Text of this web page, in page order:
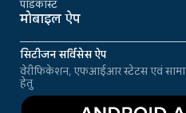
पॉडकास्ट
मोबाइल ऐप
सिटीजन सर्विसेस ऐप
वेरीफिकेशन, एफआईआर स्टेटस एवं
हेतु